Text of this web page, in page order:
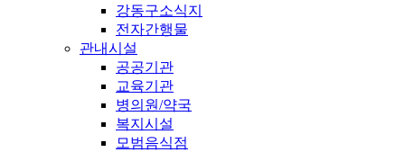
강동구소식지
전자간행물
관내시설
공공기관
교육기관
병의원/약국
복지시설
모범음식점